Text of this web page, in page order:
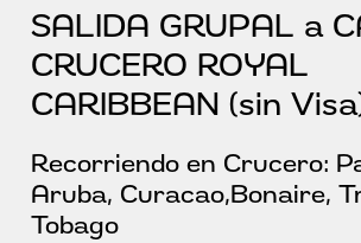
SALIDA GRUPAL a
CRUCERO ROYAL
CARIBBEAN (sin
Recorriendo en Crucero:
Aruba, Curacao,Bonaire,
Tobago